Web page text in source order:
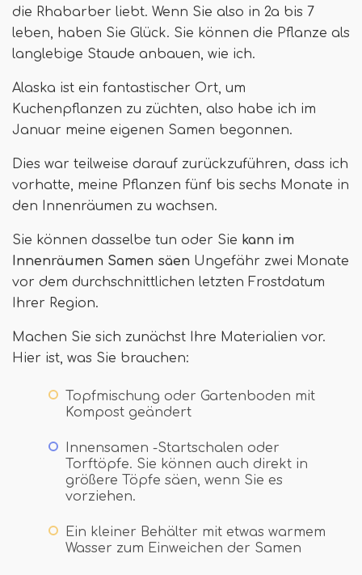
die Rhabarber liebt. Wenn Sie also in 2a bis 7
leben, haben Sie Glück. Sie können die Pflanze als
langlebige Staude anbauen, wie ich.
Alaska ist ein fantastischer Ort, um
Kuchenpflanzen zu züchten, also habe ich im
Januar meine eigenen Samen begonnen.
Dies war teilweise darauf zurückzuführen, dass ich
vorhatte, meine Pflanzen fünf bis sechs Monate in
den Innenräumen zu wachsen.
Sie können dasselbe tun oder Sie kann im
Innenräumen Samen säen Ungefähr zwei Monate
vor dem durchschnittlichen letzten Frostdatum
Ihrer Region.
Machen Sie sich zunächst Ihre Materialien vor.
Hier ist, was Sie brauchen:
Topfmischung oder Gartenboden mit
Kompost geändert
Innensamen -Startschalen oder
Torftöpfe. Sie können auch direkt in
größere Töpfe säen, wenn Sie es
vorziehen.
Ein kleiner Behälter mit etwas warmem
Wasser zum Einweichen der Samen